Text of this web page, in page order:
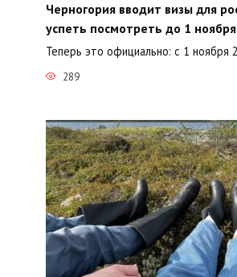
Черногория вводит визы для
успеть посмотреть до 1 ноября
Теперь это официально: с 1 ноября
289